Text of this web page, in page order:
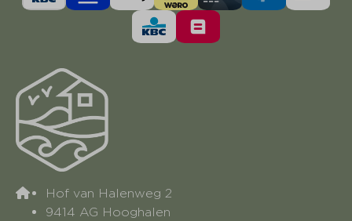
Hof van Halenweg 2
9414 AG Hooghalen